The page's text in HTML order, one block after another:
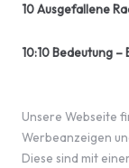
10 Ausgefallene
10:10 Bedeutung
Unsere Webseite
Werbeanzeigen
Diese sind mit